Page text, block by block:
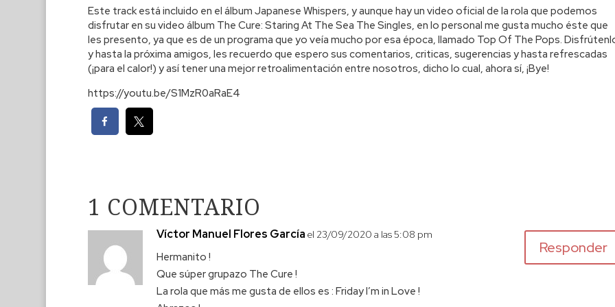
Este track está incluido en el álbum Japanese Whispers, y aunque hay un video oficial de la rola que podemos
disfrutar en su video álbum The Cure: Staring At The Sea The Singles, en lo personal me gusta mucho éste que
les presento, ya que es de un programa que yo veía mucho por esa época, llamado Top Of The Pops.
y hasta la próxima amigos, les recuerdo que espero sus comentarios, criticas, sugerencias y hasta refrescadas
(¡para el calor!) y así tener una mejor retroalimentación entre nosotros, dicho lo cual, ahora sí, ¡Bye!
https://youtu.be/S1MzR0aRaE4
1 COMENTARIO
Víctor Manuel Flores García el 23/09/2020 a las 5:08 pm
Hermanito !
Que súper grupazo The Cure !
La rola que más me gusta de ellos es : Friday I’m in Love !
Responder